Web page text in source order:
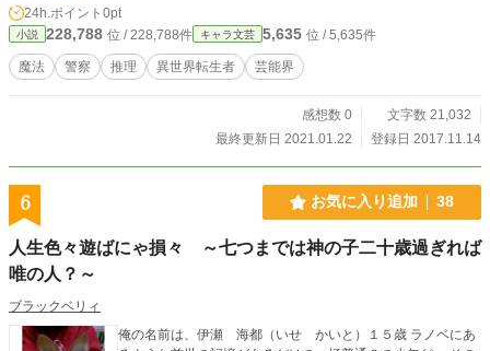
24h.ポイント 0pt
小説 228,788 位 / 228,788件 キャラ文芸 5,635 位 / 5,635件
魔法 警察 推理 異世界転生者 芸能界
感想数 0
文字数 21,032
最終更新日 2021.01.22
登録日 2017.11.14
6 お気に入り追加 38
人生色々遊ばにゃ損々 ～七つまでは神の子二十歳過ぎれば
唯の人？～
ブラックベリィ
俺の名前は、伊瀬 海都（いせ かいと）１５歳 ラノベにあ